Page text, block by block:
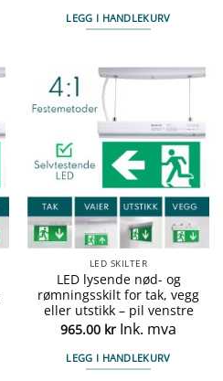
LEGG I HANDLEKURV
LED SKILTER
LED lysende nød- og
rømningsskilt for tak, vegg
eller utstikk – pil venstre
965.00 kr Ink. mva
LEGG I HANDLEKURV